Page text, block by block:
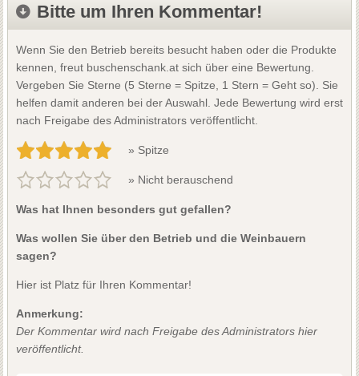
Bitte um Ihren Kommentar!
Wenn Sie den Betrieb bereits besucht haben oder die Produkte
kennen, freut buschenschank.at sich über eine Bewertung.
Vergeben Sie Sterne (5 Sterne = Spitze, 1 Stern = Geht so). Sie
helfen damit anderen bei der Auswahl. Jede Bewertung wird erst
nach Freigabe des Administrators veröffentlicht.
» Spitze
» Nicht berauschend
Was hat Ihnen besonders gut gefallen?
Was wollen Sie über den Betrieb und die Weinbauern
sagen?
Hier ist Platz für Ihren Kommentar!
Anmerkung:
Der Kommentar wird nach Freigabe des Administrators hier
veröffentlicht.